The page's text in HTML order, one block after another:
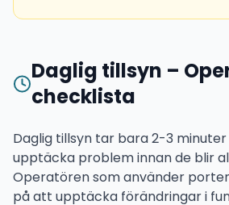
Daglig tillsyn –
checklista
Daglig tillsyn tar bara 2-3
upptäcka problem innan de blir
Operatören som använder
på att upptäcka förändringar i